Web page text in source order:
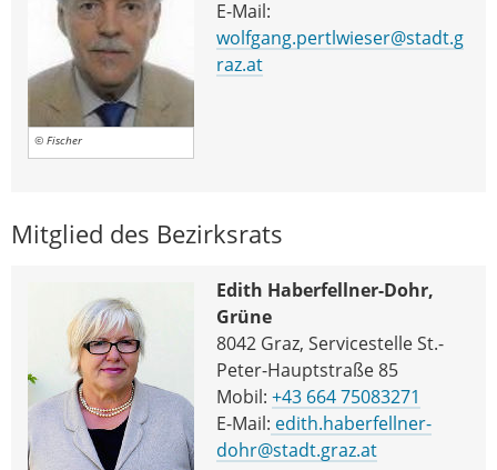
© Fischer
E-Mail:
wolfgang.pertlwieser@stadt.g
raz.at
Mitglied des Bezirksrats
Edith Haberfellner-Dohr,
Grüne
8042 Graz, Servicestelle St.-
Peter-Hauptstraße 85
Mobil: +43 664 75083271
E-Mail: edith.haberfellner-
dohr@stadt.graz.at